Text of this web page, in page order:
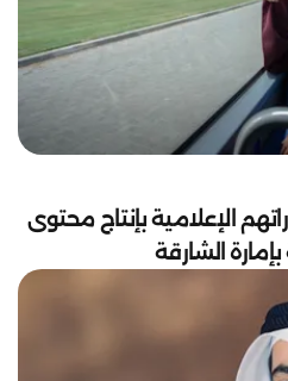
الإعلامية بإنتاج محتوى